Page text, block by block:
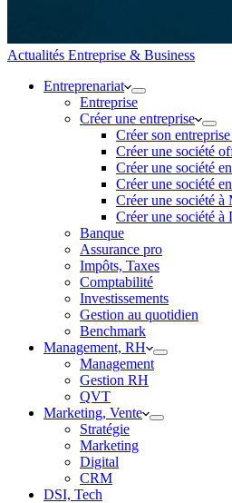
Actualités Entreprise & Business
Entreprenariat
Entreprise
Créer une entreprise
Créer son
Créer une société
Créer une société
Créer une société
Créer une société à
Créer une société à
Banque
Assurance pro
Impôts, Taxes
Comptabilité
Investissements
Gestion au quotidien
Benchmark
Management, RH
Management
Gestion RH
QVT
Marketing, Vente
Stratégie
Marketing
Digital
CRM
DSI, Tech